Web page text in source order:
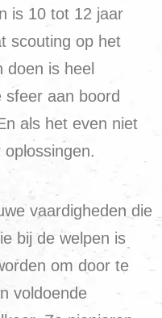
is 10 tot 12 jaar
scouting op het
doen is heel
sfeer aan boord
als het even niet
vaardigheden die
bij de welpen is
om door te
voldoende